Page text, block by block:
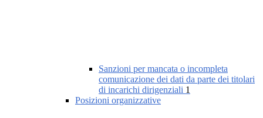
Sanzioni per mancata o incompleta
comunicazione dei dati da parte dei titolari
di incarichi dirigenziali 1
Posizioni organizzative